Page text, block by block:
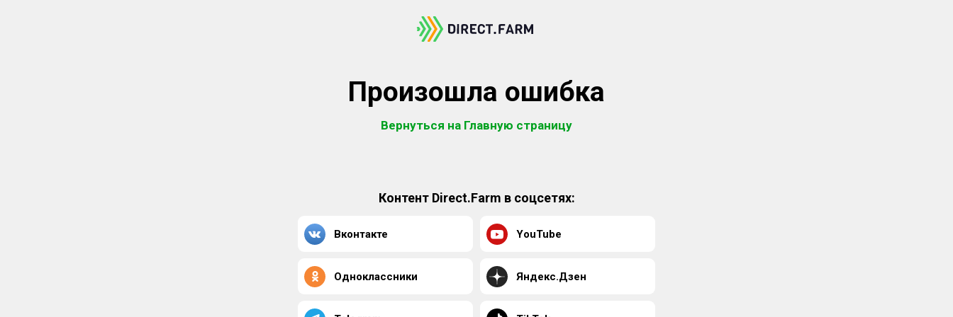
Произошла ошибка
Вернуться на Главную страницу
Контент Direct.Farm в соцсетях:
Вконтакте YouTube
Одноклассники Яндекс.Дзен